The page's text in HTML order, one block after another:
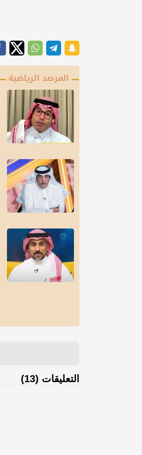
المرصد الرياضية
التعليقات (13)